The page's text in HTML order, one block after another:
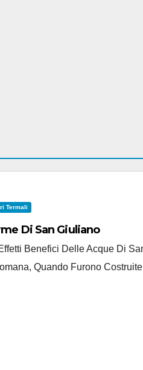
Termali
Di San Giuliano
Benefici Delle Acque Di
Quando Furono